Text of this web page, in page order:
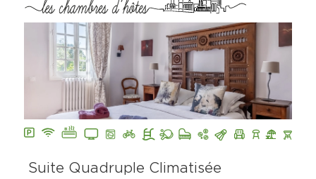
Suite Quadruple Climatisée